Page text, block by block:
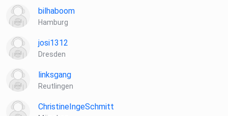
bilhaboom
Hamburg
josi1312
Dresden
linksgang
Reutlingen
ChristineIngeSchmitt